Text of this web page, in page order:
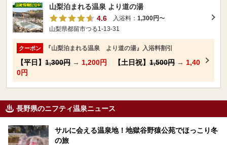
山梨泊まれる温泉 より道の湯
4.6
入浴料： 1,300円〜
山梨県都留市つる1-13-31
クーポン 『山梨泊まれる温泉 より道の湯』入浴料割引
【平日】 1,300円 → 1,200円 【土日祝】 1,500円 → 1,40
0円
長野県のニフティ温泉ニュース
サルに会える温泉地！地獄谷野猿公苑でほっこり冬
の旅